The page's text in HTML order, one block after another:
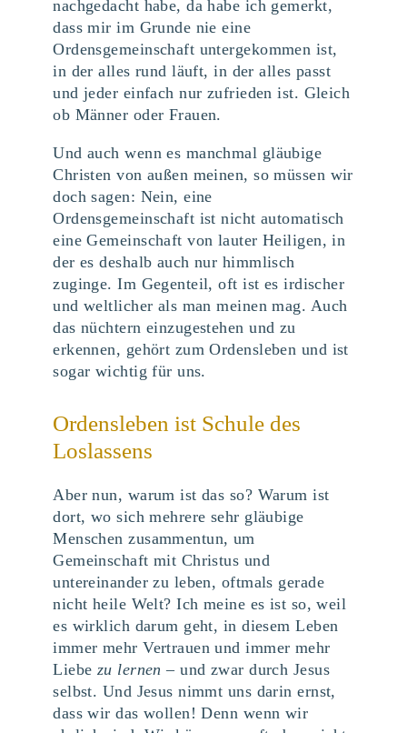
nachgedacht habe, da habe ich gemerkt,
dass mir im Grunde nie eine
Ordensgemeinschaft untergekommen ist,
in der alles rund läuft, in der alles passt
und jeder einfach nur zufrieden ist. Gleich
ob Männer oder Frauen.
Und auch wenn es manchmal gläubige
Christen von außen meinen, so müssen wir
doch sagen: Nein, eine
Ordensgemeinschaft ist nicht automatisch
eine Gemeinschaft von lauter Heiligen, in
der es deshalb auch nur himmlisch
zuginge. Im Gegenteil, oft ist es irdischer
und weltlicher als man meinen mag. Auch
das nüchtern einzugestehen und zu
erkennen, gehört zum Ordensleben und ist
sogar wichtig für uns.
Ordensleben ist Schule des
Loslassens
Aber nun, warum ist das so? Warum ist
dort, wo sich mehrere sehr gläubige
Menschen zusammentun, um
Gemeinschaft mit Christus und
untereinander zu leben, oftmals gerade
nicht heile Welt? Ich meine es ist so, weil
es wirklich darum geht, in diesem Leben
immer mehr Vertrauen und immer mehr
Liebe zu lernen – und zwar durch Jesus
selbst. Und Jesus nimmt uns darin ernst,
dass wir das wollen! Denn wenn wir